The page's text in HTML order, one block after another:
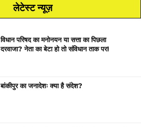
लेटेस्ट न्यूज़
विधान परिषद का मनोनयन या सत्ता का पिछला
दरवाजा? नेता का बेटा हो तो संविधान ताक पर!
बांकीपुर का जनादेशः क्या है संदेश?